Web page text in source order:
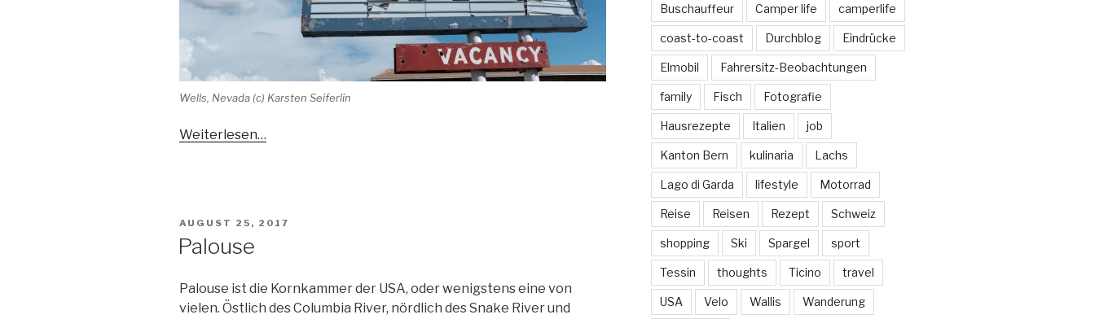
Wells, Nevada (c) Karsten Seiferlin
Weiterlesen…
VERÖFFENTLICHT
AUGUST 25, 2017
Palouse
Palouse ist die Kornkammer der USA, oder wenigstens eine von
vielen. Östlich des Columbia River, nördlich des Snake River und
Buschauffeur Camper life camperlife
coast-to-coast Durchblog Eindrücke
Elmobil Fahrersitz-Beobachtungen
family Fisch Fotografie
Hausrezepte Italien job
Kanton Bern kulinaria Lachs
Lago di Garda lifestyle Motorrad
Reise Reisen Rezept Schweiz
shopping Ski Spargel sport
Tessin thoughts Ticino travel
USA Velo Wallis Wanderung